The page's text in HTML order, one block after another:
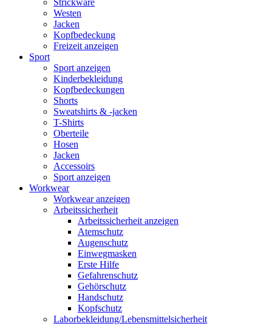
Strickware
Westen
Jacken
Kopfbedeckung
Freizeit anzeigen
Sport
Sport anzeigen
Kinderbekleidung
Kopfbedeckungen
Shorts
Sweatshirts & -jacken
T-Shirts
Oberteile
Hosen
Jacken
Accessoirs
Sport anzeigen
Workwear
Workwear anzeigen
Arbeitssicherheit
Arbeitssicherheit anzeigen
Atemschutz
Augenschutz
Einwegmasken
Erste Hilfe
Gefahrenschutz
Gehörschutz
Handschutz
Kopfschutz
Laborbekleidung/Lebensmittelsicherheit